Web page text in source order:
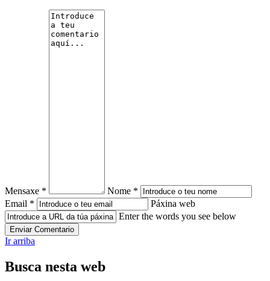
Mensaxe *
Nome *
Email *
Páxina web
Enter the words you see below
Ir arriba
Busca nesta web